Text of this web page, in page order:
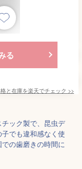
る
と在庫を楽天でチェック >>
ック製で、昆虫デ
でも違和感なく使
の歯磨きの時間に